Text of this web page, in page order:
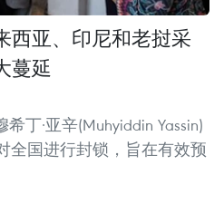
西亚、印尼和老挝采
蔓延
丁·亚辛(Muhyiddin Yassin)
全国进行封锁，旨在有效预